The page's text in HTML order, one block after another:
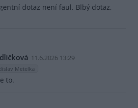
dotaz není faul. Blbý dotaz,
11.6.2026 13:29
Metelka
to.